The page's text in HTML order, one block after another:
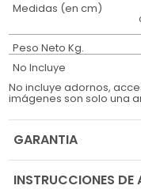
Medidas (en cm)
Peso Neto Kg.
No Incluye
No incluye adornos,
imágenes son solo una
GARANTIA
INSTRUCCIONES DE